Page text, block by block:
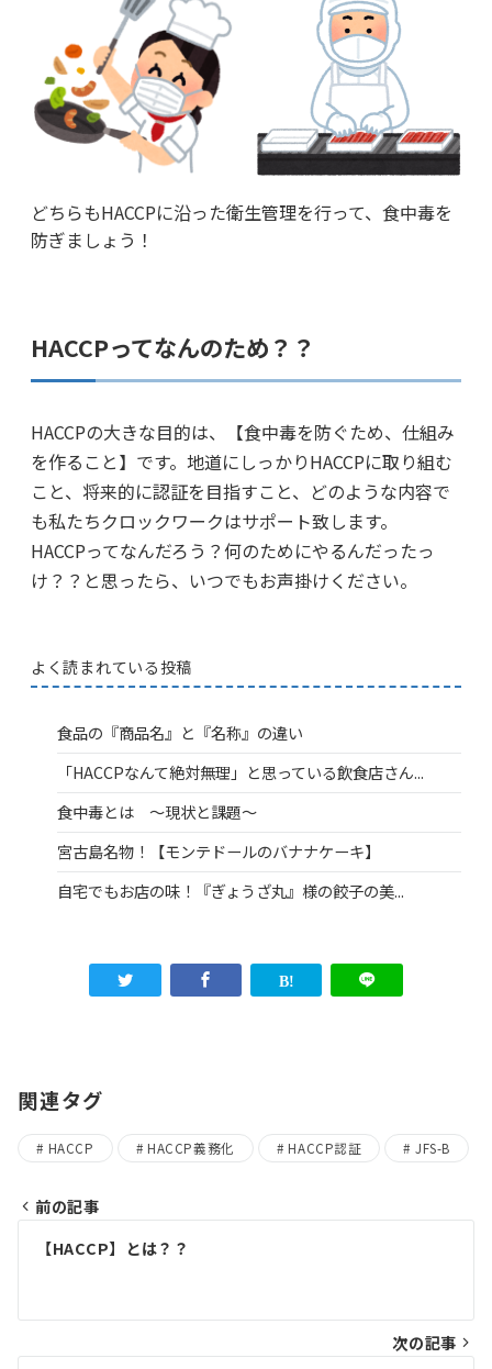
どちらもHACCPに沿った衛生管理を行って、食中毒を
防ぎましょう！
HACCPってなんのため？？
HACCPの大きな目的は、【食中毒を防ぐため、仕組み
を作ること】です。地道にしっかりHACCPに取り組む
こと、将来的に認証を目指すこと、どのような内容で
も私たちクロックワークはサポート致します。
HACCPってなんだろう？何のためにやるんだったっ
け？？と思ったら、いつでもお声掛けください。
よく読まれている投稿
食品の『商品名』と『名称』の違い
「HACCPなんて絶対無理」と思っている飲食店さん...
食中毒とは ～現状と課題～
宮古島名物！【モンテドールのバナナケーキ】
自宅でもお店の味！『ぎょうざ丸』様の餃子の美...
関連タグ
HACCP HACCP義務化 HACCP認証 JFS-B
ナ
ビ
前の記事
【HACCP】とは？？
次の記事